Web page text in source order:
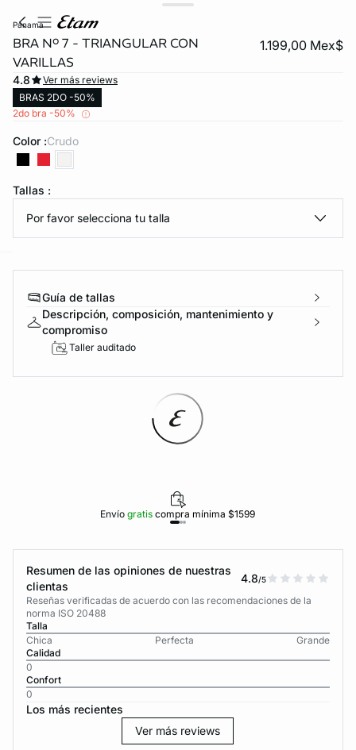
DE PANTIES
ahora
panama
BRA Nº 7 - TRIANGULAR CON
VARILLAS
1.199,00 Mex$
4.8
Ver más reviews
BRAS 2DO -50%
2do bra -50%
Color : crudo
Tallas :
Por favor selecciona tu talla
Guía de tallas
Descripción, composición, mantenimiento y
compromiso
Taller auditado
Envíogratiscompra mínima $1599
Resumen de las opiniones de nuestras
clientas
4.8/5
Reseñas verificadas de acuerdo con las recomendaciones de la
norma ISO 20488
Talla
Chica
Perfecta
Grande
Calidad
0
Confort
0
Los más recientes
Ver más reviews